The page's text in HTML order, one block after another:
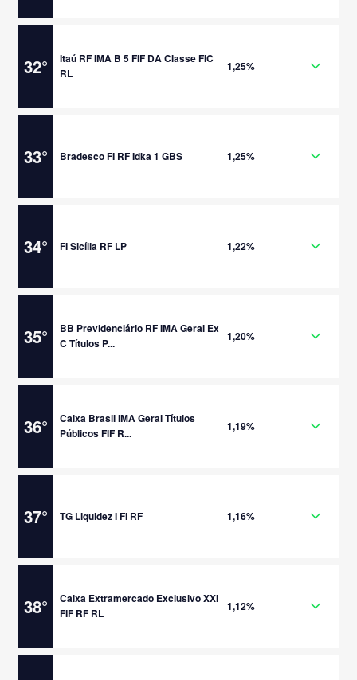
32°
Itaú RF IMA B 5 FIF DA Classe FIC
RL
1,25%
33° Bradesco FI RF Idka 1 GBS 1,25%
34° FI Sicília RF LP 1,22%
35°
BB Previdenciário RF IMA Geral Ex
C Títulos P...
1,20%
36°
Caixa Brasil IMA Geral Títulos
Públicos FIF R...
1,19%
37° TG Liquidez I FI RF 1,16%
38°
Caixa Extramercado Exclusivo XXI
FIF RF RL
1,12%